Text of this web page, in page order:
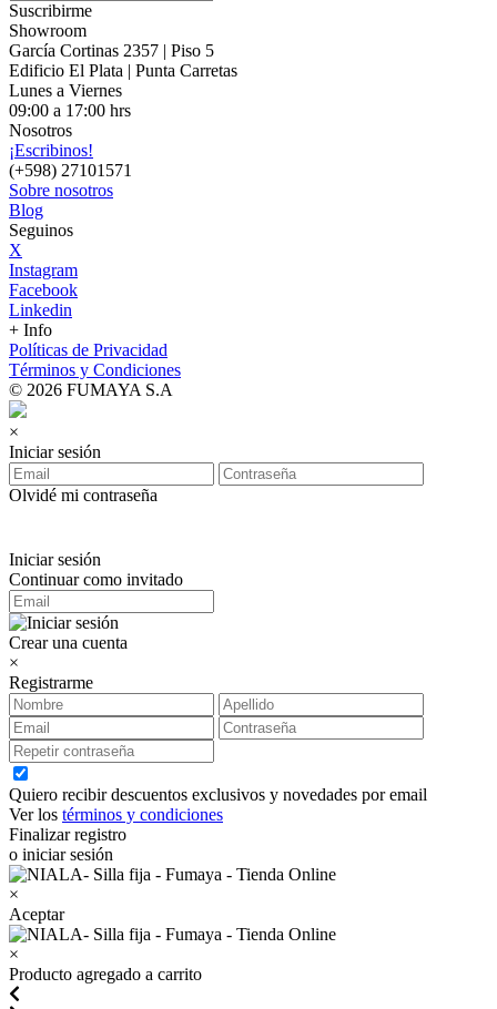
Suscribirme
Showroom
García Cortinas 2357 | Piso 5
Edificio El Plata | Punta Carretas
Lunes a Viernes
09:00 a 17:00 hrs
Nosotros
¡Escribinos!
(+598) 27101571
Sobre nosotros
Blog
Seguinos
X
Instagram
Facebook
Linkedin
+ Info
Políticas de Privacidad
Términos y Condiciones
© 2026 FUMAYA S.A
×
Iniciar sesión
Olvidé mi contraseña
Iniciar sesión
Continuar como invitado
Crear una cuenta
×
Registrarme
Quiero recibir descuentos exclusivos y novedades por email
Ver los términos y condiciones
Finalizar registro
o iniciar sesión
×
Aceptar
×
Producto agregado a carrito